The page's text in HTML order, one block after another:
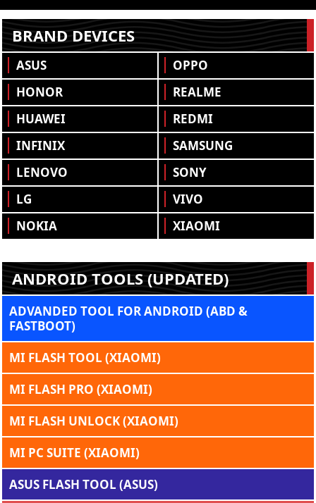
BRAND DEVICES
ASUS
HONOR
HUAWEI
INFINIX
LENOVO
LG
NOKIA
OPPO
REALME
REDMI
SAMSUNG
SONY
VIVO
XIAOMI
ANDROID TOOLS (UPDATED)
ADVANDED TOOL FOR ANDROID (ABD &
FASTBOOT)
MI FLASH TOOL (XIAOMI)
MI FLASH PRO (XIAOMI)
MI FLASH UNLOCK (XIAOMI)
MI PC SUITE (XIAOMI)
ASUS FLASH TOOL (ASUS)